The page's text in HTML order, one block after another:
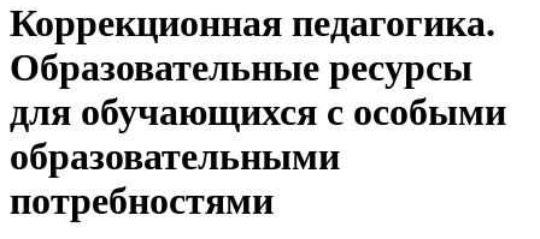
Коррекционная педагогика.
Образовательные ресурсы
для обучающихся с особыми
образовательными
потребностями